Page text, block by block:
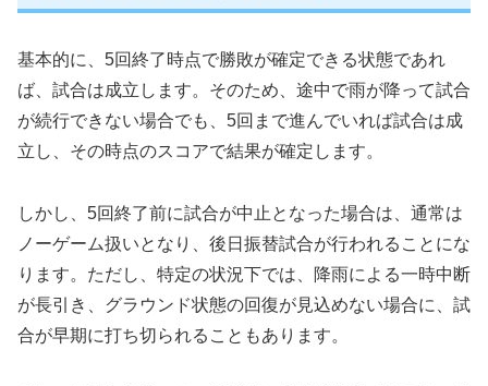
基本的に、5回終了時点で勝敗が確定できる状態であれ
ば、試合は成立します。そのため、途中で雨が降って試合
が続行できない場合でも、5回まで進んでいれば試合は成
立し、その時点のスコアで結果が確定します。
しかし、5回終了前に試合が中止となった場合は、通常は
ノーゲーム扱いとなり、後日振替試合が行われることにな
ります。ただし、特定の状況下では、降雨による一時中断
が長引き、グラウンド状態の回復が見込めない場合に、試
合が早期に打ち切られることもあります。